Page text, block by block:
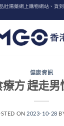
壯陽藥網上購物網站、貨
健康資訊
方 趕走
ON 2023-10-28